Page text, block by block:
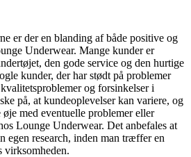
er der en blanding af både positive og
Underwear. Mange kunder er
den gode service og den hurtige
kunder, der har stødt på problemer
og forsinkelser i
på, at kundeoplevelser kan variere, og
med eventuelle problemer eller
Lounge Underwear. Det anbefales at
egen research, inden man træffer en
virksomheden.